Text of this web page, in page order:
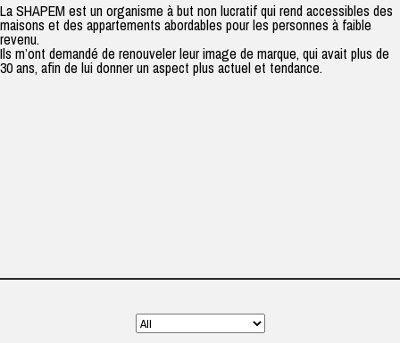
La SHAPEM est un organisme à but non lucratif qui rend accessibles des
maisons et des appartements abordables pour les personnes à faible
revenu.
Ils m’ont demandé de renouveler leur image de marque, qui avait plus de
30 ans, afin de lui donner un aspect plus actuel et tendance.